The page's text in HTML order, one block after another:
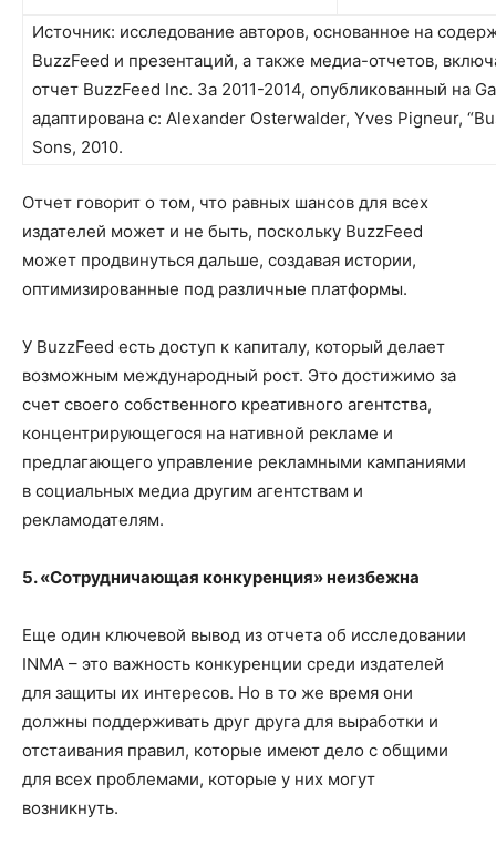
Источник: исследование авторов, основанное на
BuzzFeed и презентаций, а также медиа-отчетов,
отчет BuzzFeed Inc. За 2011-2014, опубликованный на
адаптирована с: Alexander Osterwalder, Yves Pigneur,
Sons, 2010.
Отчет говорит о том, что равных шансов для всех
издателей может и не быть, поскольку BuzzFeed
может продвинуться дальше, создавая истории,
оптимизированные под различные платформы.
У BuzzFeed есть доступ к капиталу, который делает
возможным международный рост. Это достижимо за
счет своего собственного креативного агентства,
концентрирующегося на нативной рекламе и
предлагающего управление рекламными кампаниями
в социальных медиа другим агентствам и
рекламодателям.
5. «Сотрудничающая конкуренция» неизбежна
Еще один ключевой вывод из отчета об исследовании
INMA – это важность конкуренции среди издателей
для защиты их интересов. Но в то же время они
должны поддерживать друг друга для выработки и
отстаивания правил, которые имеют дело с общими
для всех проблемами, которые у них могут
возникнуть.